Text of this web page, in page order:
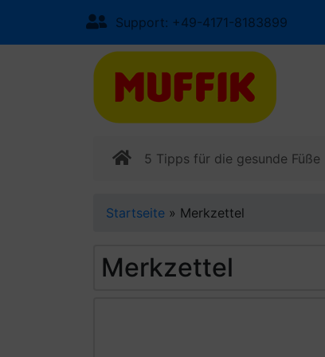
Support: +49-4171-8183899
5 Tipps für die gesunde Füße
Startseite » Merkzettel
Merkzettel